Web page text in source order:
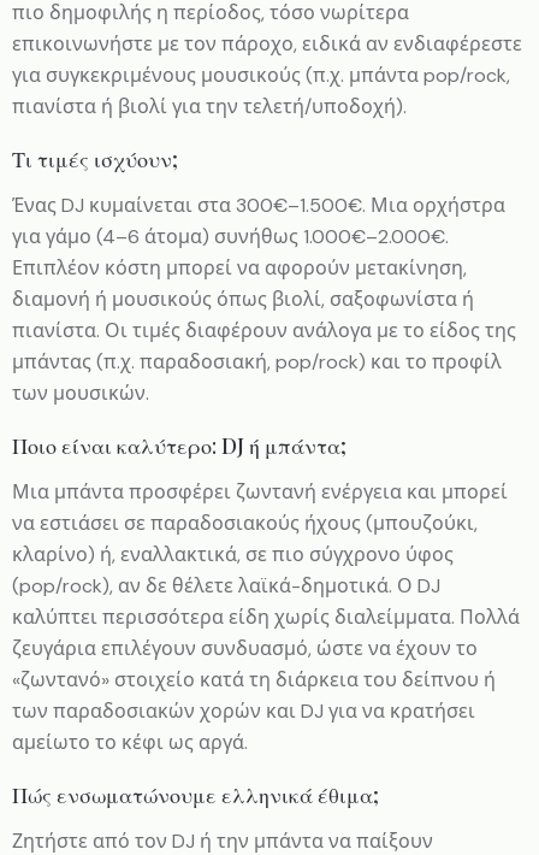
πιο δημοφιλής η περίοδος, τόσο νωρίτερα
επικοινωνήστε με τον πάροχο, ειδικά αν ενδιαφέρεστε
για συγκεκριμένους μουσικούς (π.χ. μπάντα pop/rock,
πιανίστα ή βιολί για την τελετή/υποδοχή).
Τι τιμές ισχύουν;
Ένας DJ κυμαίνεται στα 300€–1.500€. Μια ορχήστρα
για γάμο (4–6 άτομα) συνήθως 1.000€–2.000€.
Επιπλέον κόστη μπορεί να αφορούν μετακίνηση,
διαμονή ή μουσικούς όπως βιολί, σαξοφωνίστα ή
πιανίστα. Οι τιμές διαφέρουν ανάλογα με το είδος της
μπάντας (π.χ. παραδοσιακή, pop/rock) και το προφίλ
των μουσικών.
Ποιο είναι καλύτερο: DJ ή μπάντα;
Μια μπάντα προσφέρει ζωντανή ενέργεια και μπορεί
να εστιάσει σε παραδοσιακούς ήχους (μπουζούκι,
κλαρίνο) ή, εναλλακτικά, σε πιο σύγχρονο ύφος
(pop/rock), αν δε θέλετε λαϊκά-δημοτικά. Ο DJ
καλύπτει περισσότερα είδη χωρίς διαλείμματα. Πολλά
ζευγάρια επιλέγουν συνδυασμό, ώστε να έχουν το
«ζωντανό» στοιχείο κατά τη διάρκεια του δείπνου ή
των παραδοσιακών χορών και DJ για να κρατήσει
αμείωτο το κέφι ως αργά.
Πώς ενσωματώνουμε ελληνικά έθιμα;
Ζητήστε από τον DJ ή την μπάντα να παίξουν